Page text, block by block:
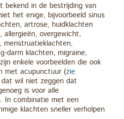
in de bestrijding van
het enige, bijvoorbeeld sinus
artrose, huidklachten
allergieën, overgewicht,
menstruatieklachten,
darm klachten, migraine,
enkele voorbeelden die ook
met acupunctuur (zie
wil niet zeggen dat
is voor alle
In combinatie met een
klachten sneller verholpen